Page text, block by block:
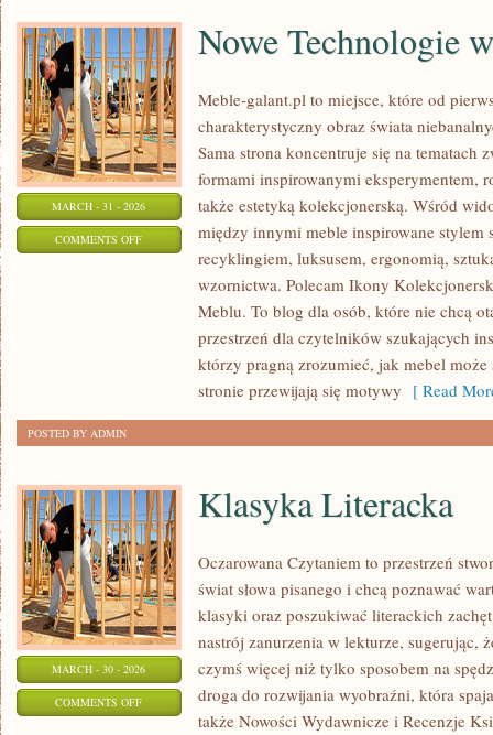
MARCH - 31 - 2026
COMMENTS OFFON
TECHNOLOGIE
Nowe Technologie
Meble-galant.pl to miejsce, które od
charakterystyczny obraz świata
Sama strona koncentruje się na tematach
formami inspirowanymi eksperymentem,
także estetyką kolekcjonerską. Wśród
między innymi meble inspirowane stylem
recyklingiem, luksusem, ergonomią,
wzornictwa. Polecam Ikony
Meblu. To blog dla osób, które nie chcą
przestrzeń dla czytelników szukających
którzy pragną zrozumieć, jak mebel może
stronie przewijają się motywy [ Read
POSTED BY ADMIN
MARCH - 30 - 2026
COMMENTS OFFON
Klasyka Literacka
Oczarowana Czytaniem to przestrzeń
świat słowa pisanego i chcą poznawać
klasyki oraz poszukiwać literackich
nastrój zanurzenia w lekturze, sugerując,
czymś więcej niż tylko sposobem na
droga do rozwijania wyobraźni, która
także Nowości Wydawnicze i Recenzje